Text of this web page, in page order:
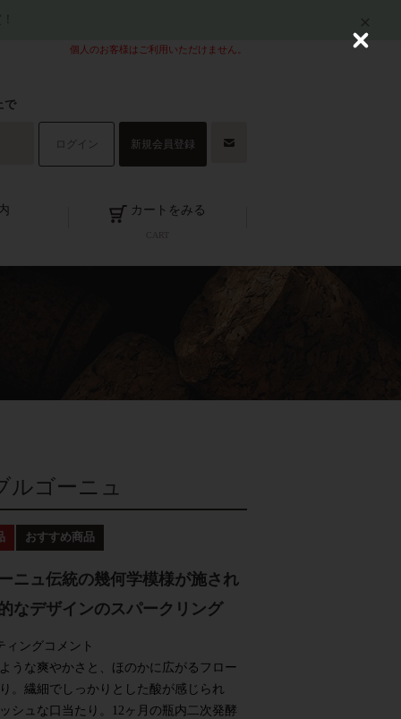
個人のお客様はご利用いただけません。
で
ログイン 新規会員登録
カートをみる
ゴーニュ
ニュ伝統の幾何学模様が施され
なデザインのスパークリング
ィングコメント
うな爽やかさと、ほのかに広がるフロー
。繊細でしっかりとした酸が感じられ
シュな口当たり。12ヶ月の瓶内二次発酵
C